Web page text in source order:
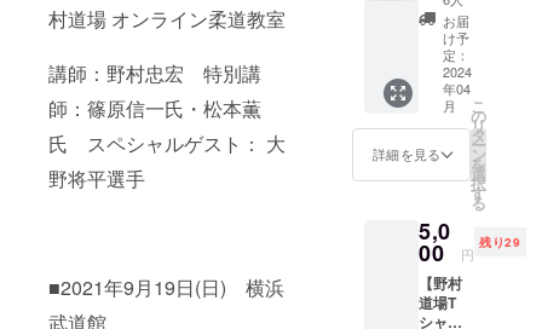
村道場 オンライン柔道教室
講師：野村忠宏 特別講
師：篠原信一氏・松本薫
氏 スペシャルゲスト： 大
野将平選手
■2021年9月19日(日) 横浜
武道館
発送は3
月下旬
～4月上
旬を予
定して
おりま
す。
名があ
る場合
は備考
欄にお
書き下
さい。
※発送は
3月下旬
おりま
す。 ※
こちら
のリ
ターン
村道場
オリジ
ナルの
イラス
トTシャ
ツにな
りま
す。 サ
イズ展
開も増
したの
でぴっ
たりの1
枚をお
選びく
ださ
お届
け予
定：
2024
年04
月
詳細を見る
こ
の
リ
タ
ー
ン
を
選
択
す
る
5,0
00 円
残り29
【野村
道場T
シャツ